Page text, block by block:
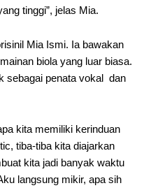
tinggi”, jelas Mia.
Mia Ismi. Ia bawakan
biola yang luar biasa.
sebagai penata vokal dan
kita memiliki kerinduan
tiba-tiba kita diajarkan
kita jadi banyak waktu
langsung mikir, apa sih